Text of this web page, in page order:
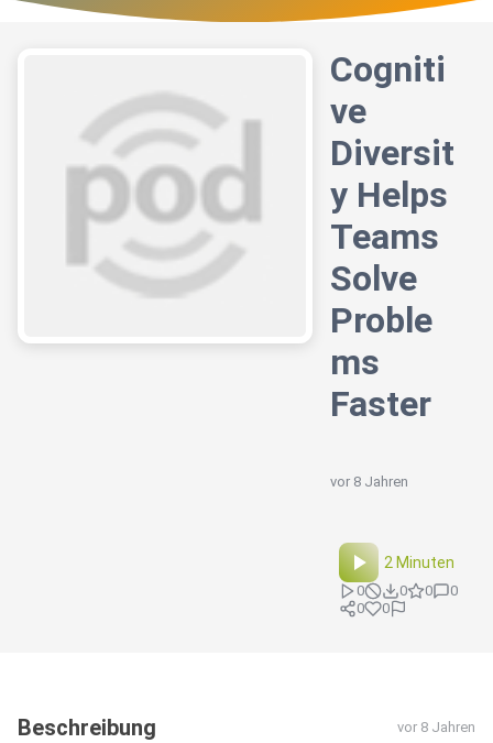
Cogniti
ve
Diversit
y Helps
Teams
Solve
Proble
ms
Faster
vor 8 Jahren
2 Minuten
0 0 0
0
0
0
Beschreibung vor 8 Jahren